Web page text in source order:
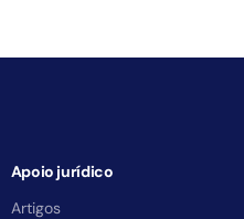
Apoio jurídico
Artigos